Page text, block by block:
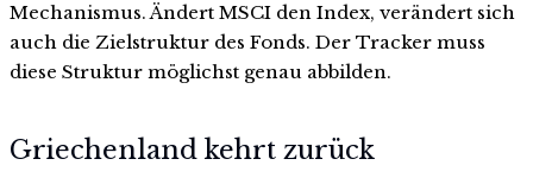
Mechanismus. Ändert MSCI den Index, verändert sich
auch die Zielstruktur des Fonds. Der Tracker muss
diese Struktur möglichst genau abbilden.
Griechenland kehrt zurück